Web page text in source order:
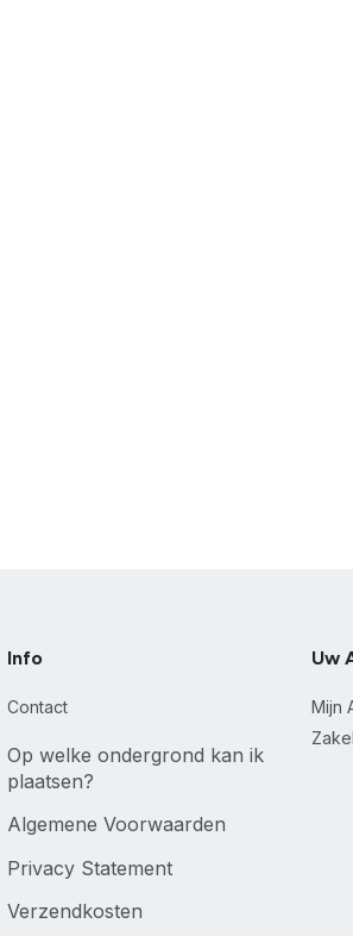
Info
Contact
Op welke ondergrond kan ik
plaatsen?
Algemene Voorwaarden
Privacy Statement
Verzendkosten
Uw
Mijn